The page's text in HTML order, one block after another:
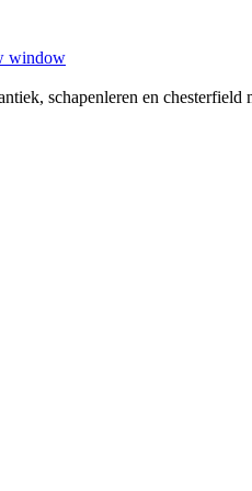
window
schapenleren en